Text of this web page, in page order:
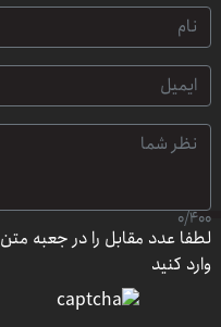
0/400
لطفا عدد مقابل را در جعبه متن
وارد کنید